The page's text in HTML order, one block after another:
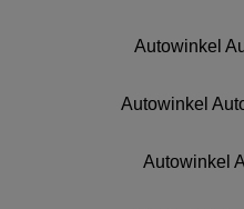
Autowinkel
Autowinkel
Autowinkel